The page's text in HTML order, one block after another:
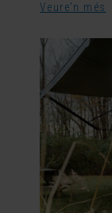
Veure'n més